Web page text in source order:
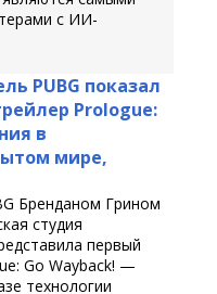
с ИИ-
PUBG показал
Prologue:
в
мире,
Бренданом Грином
студия
первый
Go Wayback! —
технологии